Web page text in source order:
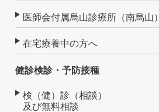
医師会付属烏山診療所（南烏山）
在宅療養中の方へ
健診検診・予防接種
検（健）診（相談）
及び無料相談